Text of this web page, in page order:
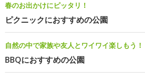
春のお出かけにピッタリ！
ピクニックにおすすめの公園
自然の中で家族や友人とワイワイ楽しもう！
BBQにおすすめの公園